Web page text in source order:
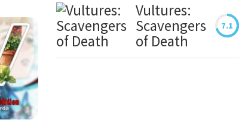
Vultures:
Scavengers
of Death
7.1